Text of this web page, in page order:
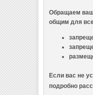
Обращаем
общим для
Если вас не
подробно